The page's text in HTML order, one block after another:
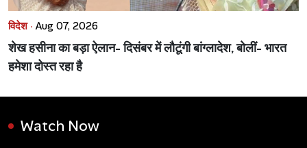
विदेश · Aug 07, 2026
शेख हसीना का बड़ा ऐलान- दिसंबर में लौटूंगी बांग्लादेश, बोलीं- भारत
हमेशा दोस्त रहा है
Watch Now